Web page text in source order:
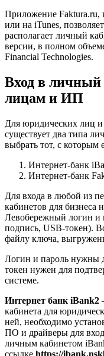
Приложение Faktura.ru,
или на iTunes,
располагает личный
версии, в полном
Financial Technologies.
Вход в
лицам и ИП
Для юридических лиц
существует два типа
выбрать тот, с которым
Интернет-банк
Интернет-банк
Для входа в любой из
кабинетов для бизнеса
Левобережный логин и
подпись, USB-токен).
файлу ключа,
Логин и пароль нужны
токен нужен для
системе.
Интернет банк iBank2
кабинета для
ней, необходимо
ПО и драйверы для
личным кабинетом